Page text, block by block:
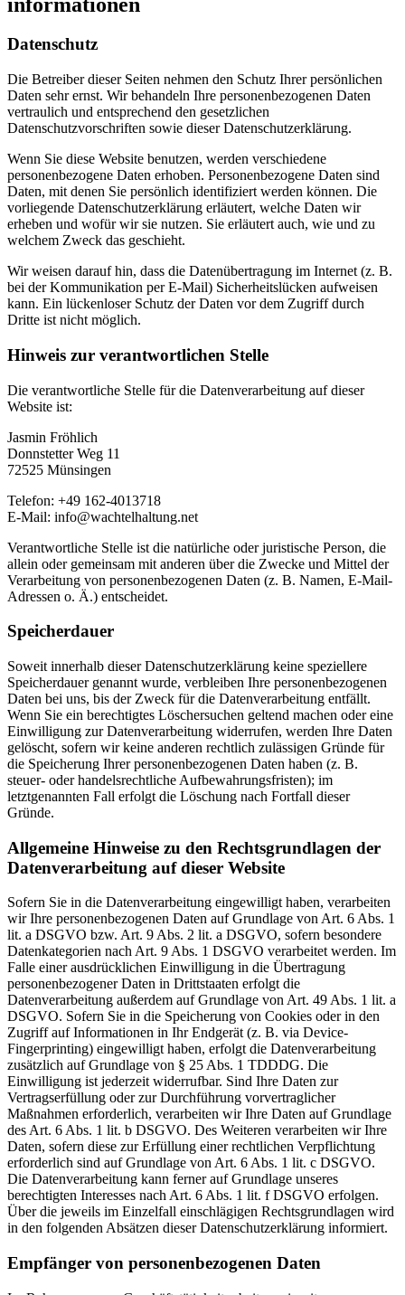
Datenschutz
Die Betreiber dieser Seiten nehmen den Schutz Ihrer persönlichen
Daten sehr ernst. Wir behandeln Ihre personenbezogenen Daten
vertraulich und entsprechend den gesetzlichen
Datenschutzvorschriften sowie dieser Datenschutzerklärung.
Wenn Sie diese Website benutzen, werden verschiedene
personenbezogene Daten erhoben. Personenbezogene Daten sind
Daten, mit denen Sie persönlich identifiziert werden können. Die
vorliegende Datenschutzerklärung erläutert, welche Daten wir
erheben und wofür wir sie nutzen. Sie erläutert auch, wie und zu
welchem Zweck das geschieht.
Wir weisen darauf hin, dass die Datenübertragung im Internet (z. B.
bei der Kommunikation per E-Mail) Sicherheitslücken aufweisen
kann. Ein lückenloser Schutz der Daten vor dem Zugriff durch
Dritte ist nicht möglich.
Hinweis zur verantwortlichen Stelle
Die verantwortliche Stelle für die Datenverarbeitung auf dieser
Website ist:
Jasmin Fröhlich
Donnstetter Weg 11
72525 Münsingen
Telefon: +49 162-4013718
E-Mail: info@wachtelhaltung.net
Verantwortliche Stelle ist die natürliche oder juristische Person, die
allein oder gemeinsam mit anderen über die Zwecke und Mittel der
Verarbeitung von personenbezogenen Daten (z. B. Namen, E-Mail-
Adressen o. Ä.) entscheidet.
Speicherdauer
Soweit innerhalb dieser Datenschutzerklärung keine speziellere
Speicherdauer genannt wurde, verbleiben Ihre personenbezogenen
Daten bei uns, bis der Zweck für die Datenverarbeitung entfällt.
Wenn Sie ein berechtigtes Löschersuchen geltend machen oder eine
Einwilligung zur Datenverarbeitung widerrufen, werden Ihre Daten
gelöscht, sofern wir keine anderen rechtlich zulässigen Gründe für
die Speicherung Ihrer personenbezogenen Daten haben (z. B.
steuer- oder handelsrechtliche Aufbewahrungsfristen); im
letztgenannten Fall erfolgt die Löschung nach Fortfall dieser
Gründe.
Allgemeine Hinweise zu den Rechtsgrundlagen der
Datenverarbeitung auf dieser Website
Sofern Sie in die Datenverarbeitung eingewilligt haben, verarbeiten
wir Ihre personenbezogenen Daten auf Grundlage von Art. 6 Abs. 1
lit. a DSGVO bzw. Art. 9 Abs. 2 lit. a DSGVO, sofern besondere
Datenkategorien nach Art. 9 Abs. 1 DSGVO verarbeitet werden. Im
Falle einer ausdrücklichen Einwilligung in die Übertragung
personenbezogener Daten in Drittstaaten erfolgt die
Datenverarbeitung außerdem auf Grundlage von Art. 49 Abs. 1 lit. a
DSGVO. Sofern Sie in die Speicherung von Cookies oder in den
Zugriff auf Informationen in Ihr Endgerät (z. B. via Device-
Fingerprinting) eingewilligt haben, erfolgt die Datenverarbeitung
zusätzlich auf Grundlage von § 25 Abs. 1 TDDDG. Die
Einwilligung ist jederzeit widerrufbar. Sind Ihre Daten zur
Vertragserfüllung oder zur Durchführung vorvertraglicher
Maßnahmen erforderlich, verarbeiten wir Ihre Daten auf Grundlage
des Art. 6 Abs. 1 lit. b DSGVO. Des Weiteren verarbeiten wir Ihre
Daten, sofern diese zur Erfüllung einer rechtlichen Verpflichtung
erforderlich sind auf Grundlage von Art. 6 Abs. 1 lit. c DSGVO.
Die Datenverarbeitung kann ferner auf Grundlage unseres
berechtigten Interesses nach Art. 6 Abs. 1 lit. f DSGVO erfolgen.
Über die jeweils im Einzelfall einschlägigen Rechtsgrundlagen wird
in den folgenden Absätzen dieser Datenschutzerklärung informiert.
Empfänger von personenbezogenen Daten